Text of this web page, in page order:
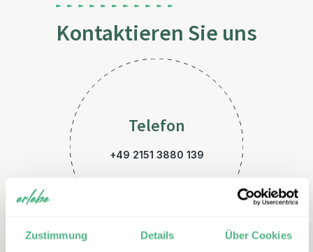
Zustimmung Details Über Cookies
Kontaktieren Sie uns
Telefon
+49 2151 3880 139